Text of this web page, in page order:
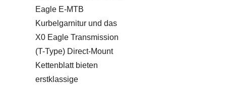
Eagle E-MTB
Kurbelgarnitur und das
X0 Eagle Transmission
(T-Type) Direct-Mount
Kettenblatt bieten
erstklassige